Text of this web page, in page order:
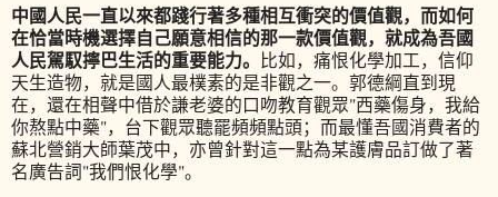
中國人民一直以來都踐行著多種相互衝突的價值觀，而如何
在恰當時機選擇自己願意相信的那一款價值觀，就成為吾國
人民駕馭擰巴生活的重要能力。 比如，痛恨化學加工，信仰
天生造物，就是國人最樸素的是非觀之一。郭德綱直到現
在，還在相聲中借於謙老婆的口吻教育觀眾"西藥傷身，我給
你熬點中藥"，台下觀眾聽罷頻頻點頭；而最懂吾國消費者的
蘇北營銷大師葉茂中，亦曾針對這一點為某護膚品訂做了著
名廣告詞"我們恨化學"。